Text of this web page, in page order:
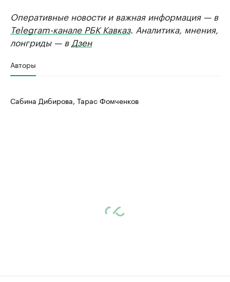
Оперативные новости и важная информация — в
Telegram-канале РБК Кавказ. Аналитика, мнения,
лонгриды — в Дзен
Авторы
Сабина Дибирова, Тарас Фомченков